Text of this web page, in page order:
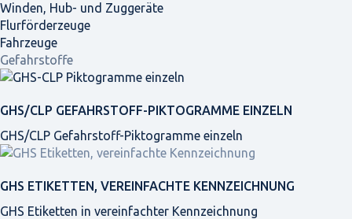
Winden, Hub- und Zuggeräte
Flurförderzeuge
Fahrzeuge
Gefahrstoffe
GHS/CLP GEFAHRSTOFF-PIKTOGRAMME EINZELN
GHS/CLP Gefahrstoff-Piktogramme einzeln
GHS ETIKETTEN, VEREINFACHTE KENNZEICHNUNG
GHS Etiketten in vereinfachter Kennzeichnung